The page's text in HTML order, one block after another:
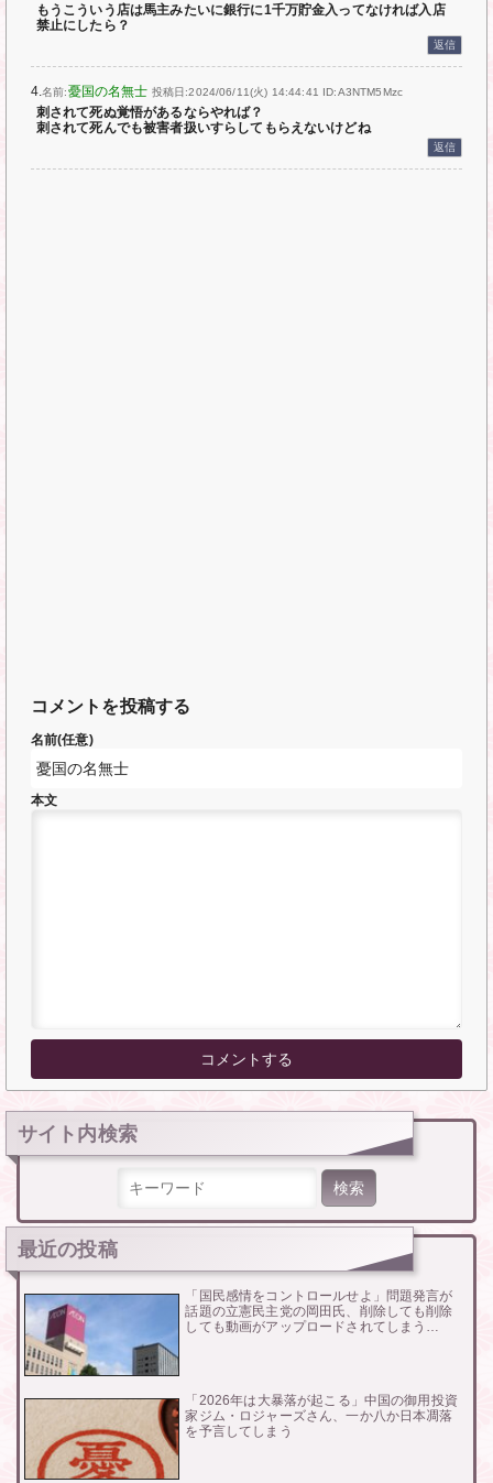
もうこういう店は馬主みたいに銀行に1千万貯金入ってなければ入店
禁止にしたら？
返信
4.名前:憂国の名無士 投稿日:2024/06/11(火) 14:44:41 ID:A3NTM5Mzc
刺されて死ぬ覚悟があるならやれば？
刺されて死んでも被害者扱いすらしてもらえないけどね
返信
コメントを投稿する
名前(任意)
本文
サイト内検索
最近の投稿
「国民感情をコントロールせよ」問題発言が
話題の立憲民主党の岡田氏、削除しても削除
しても動画がアップロードされてしまう…
「2026年は大暴落が起こる」中国の御用投資
家ジム・ロジャーズさん、一か八か日本凋落
を予言してしまう